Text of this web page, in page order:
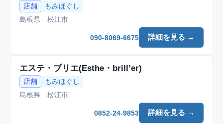
店舗
もみほぐし
島根県 松江市
詳細を見る →
090-8069-6675
エステ・ブリエ(Esthe・brill’er)
店舗
もみほぐし
島根県 松江市
詳細を見る →
0852-24-9853